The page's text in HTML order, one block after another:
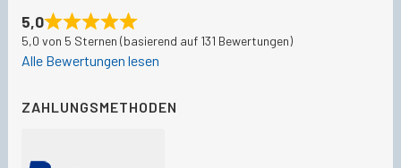
5,0
5,0 von 5 Sternen (basierend auf 131 Bewertungen)
Alle Bewertungen lesen
ZAHLUNGSMETHODEN